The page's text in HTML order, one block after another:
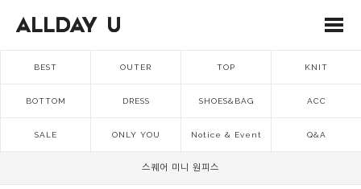
BEST OUTER TOP KNIT
BOTTOM DRESS SHOES&BAG ACC
SALE ONLY YOU Notice & Event Q&A
스퀘어 미니 원피스